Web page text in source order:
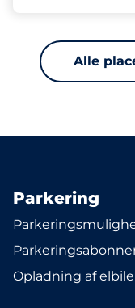
Alle
Parkering
Opladning af